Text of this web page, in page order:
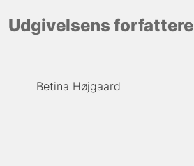
Udgivelsens forfattere
Betina Højgaard